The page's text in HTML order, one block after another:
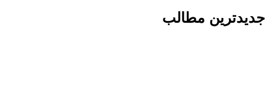
جدیدترین مطالب